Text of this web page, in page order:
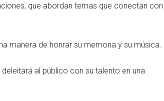
que abordan temas que conectan con
manera de honrar su memoria y su música.
al público con su talento en una